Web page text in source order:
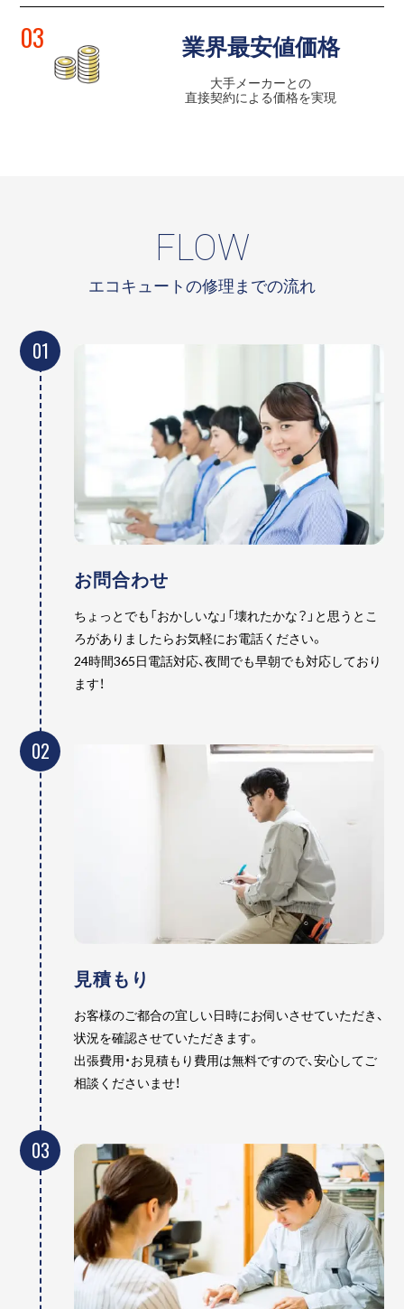
03 業界最安値価格
大手メーカーとの
直接契約による価格を実現
FLOW
エコキュートの修理までの流れ
01
お問合わせ
ちょっとでも「おかしいな」「壊れたかな？」と思うとこ
ろがありましたらお気軽にお電話ください。
24時間365日電話対応、夜間でも早朝でも対応しており
ます！
02
見積もり
お客様のご都合の宜しい日時にお伺いさせていただき、
状況を確認させていただきます。
出張費用・お見積もり費用は無料ですので、安心してご
相談くださいませ！
03